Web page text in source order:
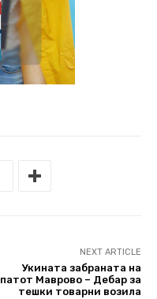
NEXT ARTICLE
Укината забраната на
патот Маврово – Дебар за
тешки товарни возила